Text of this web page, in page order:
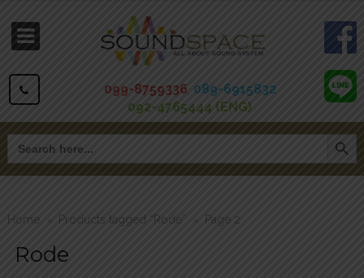
099-8759336, 089-6915832
092-4765444 (ENG)
for:
Search Button
Home > Products tagged “Rode” > Page 2
Rode